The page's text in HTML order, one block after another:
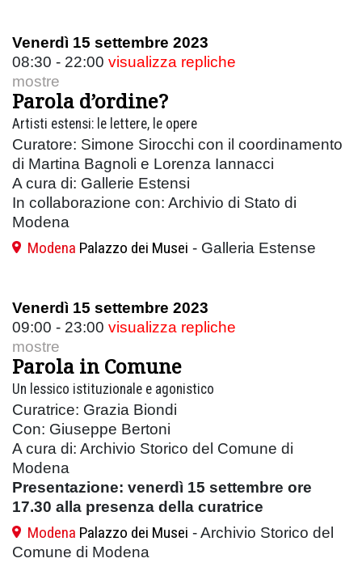
Venerdì 15 settembre 2023
08:30 - 22:00 visualizza repliche
mostre
Parola d’ordine?
Artisti estensi: le lettere, le opere
Curatore: Simone Sirocchi con il coordinamento
di Martina Bagnoli e Lorenza Iannacci
A cura di: Gallerie Estensi
In collaborazione con: Archivio di Stato di
Modena
Modena Palazzo dei Musei - Galleria Estense
Venerdì 15 settembre 2023
09:00 - 23:00 visualizza repliche
mostre
Parola in Comune
Un lessico istituzionale e agonistico
Curatrice: Grazia Biondi
Con: Giuseppe Bertoni
A cura di: Archivio Storico del Comune di
Modena
Presentazione: venerdì 15 settembre ore
17.30 alla presenza della curatrice
Modena Palazzo dei Musei - Archivio Storico del
Comune di Modena